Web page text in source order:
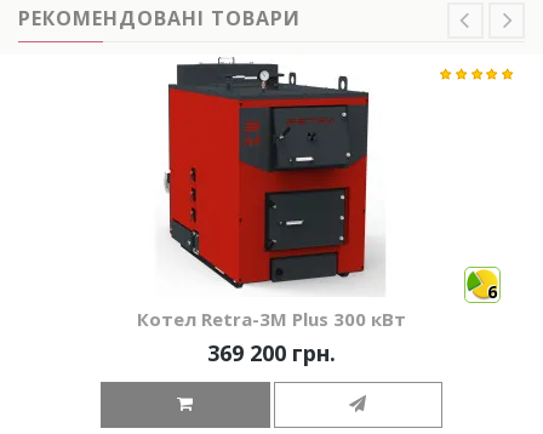
РЕКОМЕНДОВАНІ ТОВАРИ
6
Котел Retra-3М Plus 300 кВт
369 200 грн.